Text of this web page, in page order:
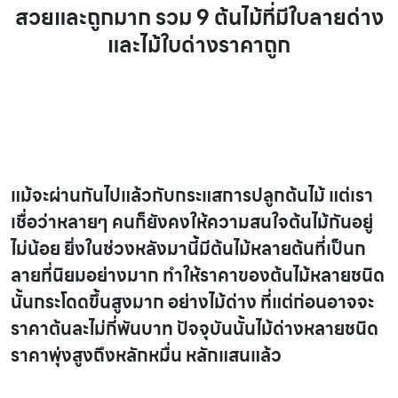
สวยและถูกมาก รวม 9 ต้นไม้ที่มีใบลายด่าง
และไม้ใบด่างราคาถูก
แม้จะผ่านกันไปแล้วกับกระแสการปลูกต้นไม้ แต่เรา
เชื่อว่าหลายๆ คนก็ยังคงให้ความสนใจต้นไม้กันอยู่
ไม่น้อย ยิ่งในช่วงหลังมานี้มีต้นไม้หลายต้นที่เป็นก
ลายที่นิยมอย่างมาก ทำให้ราคาของต้นไม้หลายชนิด
นั้นกระโดดขึ้นสูงมาก อย่างไม้ด่าง ที่แต่ก่อนอาจจะ
ราคาต้นละไม่กี่พันบาท ปัจจุบันนั้นไม้ด่างหลายชนิด
ราคาพุ่งสูงถึงหลักหมื่น หลักแสนแล้ว